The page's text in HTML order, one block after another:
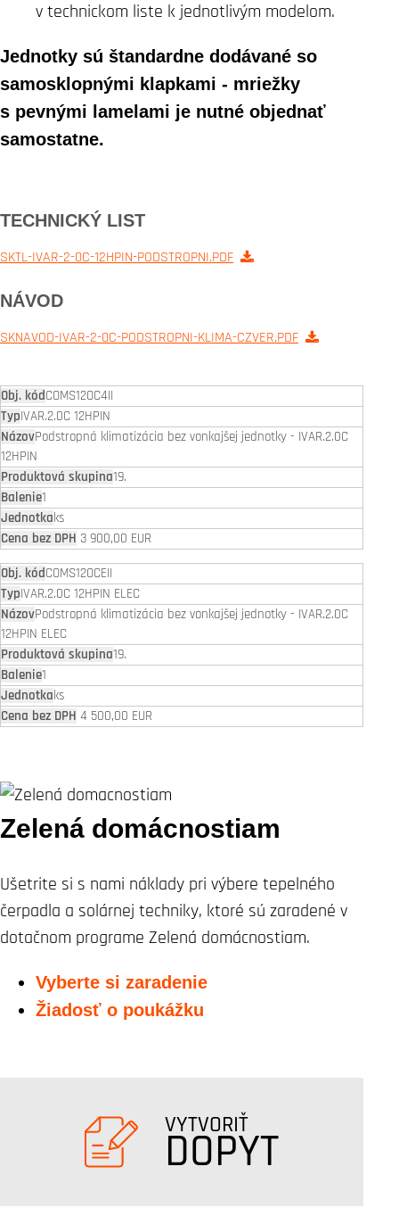
v technickom liste k jednotlivým modelom.
Jednotky sú štandardne dodávané so
samosklopnými klapkami - mriežky
s pevnými lamelami je nutné objednať
samostatne.
TECHNICKÝ LIST
SKTL-IVAR-2-0C-12HPIN-PODSTROPNI.PDF
NÁVOD
SKNAVOD-IVAR-2-0C-PODSTROPNI-KLIMA-CZVER.PDF
COMS12OC4II
IVAR.2.0C 12HPIN
Podstropná klimatizácia bez vonkajšej jednotky - IVAR.2.0C
12HPIN
19.
1
ks
3 900,00 EUR
COMS12OCEII
IVAR.2.0C 12HPIN ELEC
Podstropná klimatizácia bez vonkajšej jednotky - IVAR.2.0C
12HPIN ELEC
19.
1
ks
4 500,00 EUR
Zelená domácnostiam
Ušetrite si s nami náklady pri výbere tepelného
čerpadla a solárnej techniky, ktoré sú zaradené v
dotačnom programe Zelená domácnostiam.
Vyberte si zaradenie
Žiadosť o poukážku
VYTVORIŤ
DOPYT